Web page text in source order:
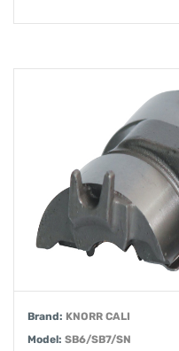
Brand: KNORR CALI
Model: SB6/SB7/SN